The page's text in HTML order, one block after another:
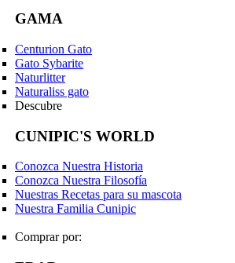
GAMA
Centurion Gato
Gato Sybarite
Naturlitter
Naturaliss gato
Descubre
CUNIPIC'S WORLD
Conozca Nuestra Historia
Conozca Nuestra Filosofía
Nuestras Recetas para su mascota
Nuestra Familia Cunipic
Comprar por: